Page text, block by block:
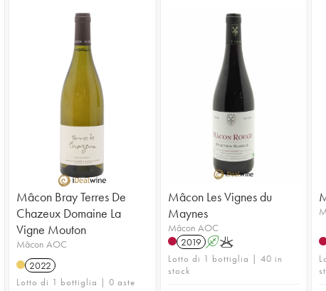
Mâcon Bray Terres De
Chazeux Domaine La
Vigne Mouton
Mâcon AOC
2022
Lotto di 1 bottiglia | 0 aste
Mâcon Les Vignes du
Maynes
Mâcon AOC
2019 AK
Lotto di 1 bottiglia | 40 in
stock